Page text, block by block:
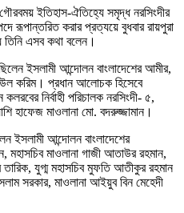
ইতিহাস-ঐতিহ্যে সমৃদ্ধ নরসিংদীর
রূপান্তরিত করার প্রত্যয়ে বুধবার রায়পুরা
এসব কথা বলেন।
ইসলামী আন্দোলন বাংলাদেশের আমীর,
করিম। প্রধান আলোচক হিসেবে
নির্বাহী পরিচালক নরসিংদী- ৫,
হাফেজ মাওলানা মো. বদরুজ্জামান।
ইসলামী আন্দোলন বাংলাদেশের
মহাসচিব মাওলানা গাজী আতাউর রহমান,
যুগ্ম মহাসচিব মুফতি আতীকুর রহমান
সরকার, মাওলানা আইয়ুব বিন মেহেদী